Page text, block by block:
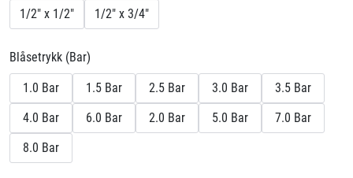
1/2" x 1/2" 1/2" x 3/4"
Blåsetrykk (Bar)
1.0 Bar 1.5 Bar 2.5 Bar 3.0 Bar
3.5 Bar
4.0 Bar
6.0 Bar 2.0 Bar 5.0 Bar
7.0 Bar
8.0 Bar
Et annerledes selskap
Salgsbetingelser